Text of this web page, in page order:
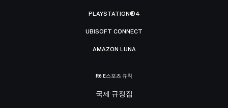
PLAYSTATION®4
UBISOFT CONNECT
AMAZON LUNA
R6 E스포츠 규칙
국제 규정집